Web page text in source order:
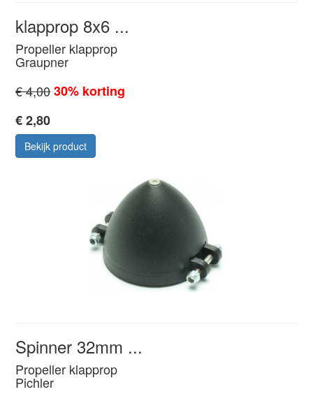
klapprop 8x6 ...
Propeller klapprop
Graupner
€ 4,0030% korting
€ 2,80
Bekijk product
Spinner 32mm ...
Propeller klapprop
Pichler